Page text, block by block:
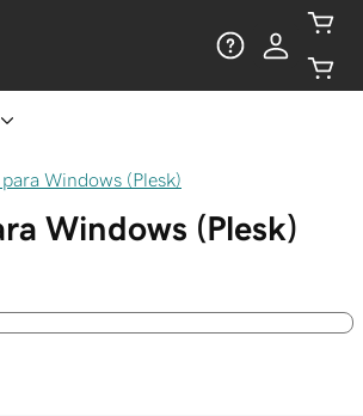
Windows (Plesk)
Windows (Plesk)